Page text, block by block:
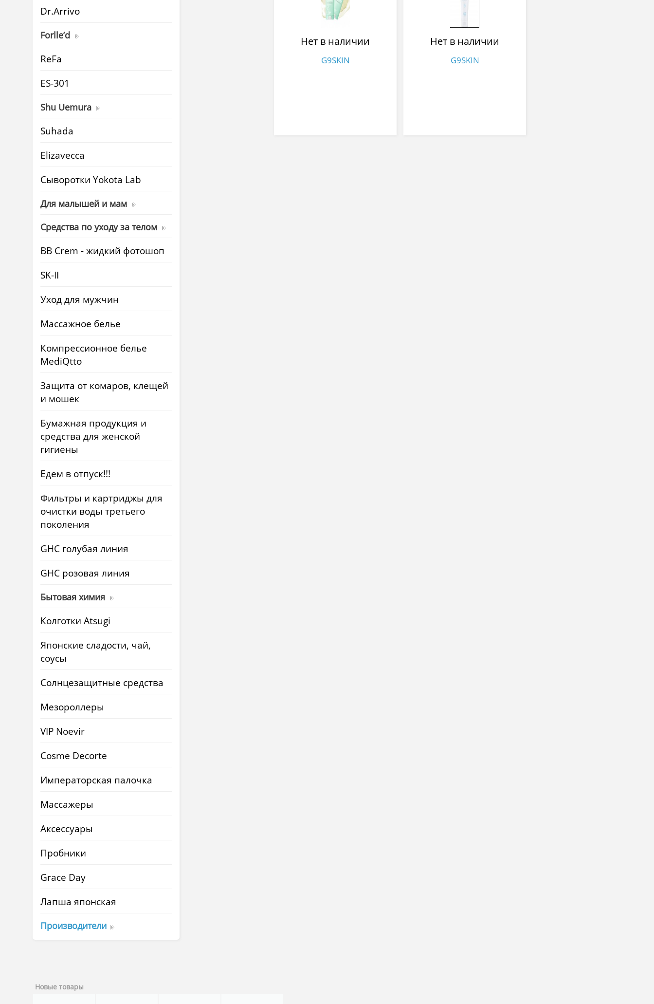
Dr.Arrivo
Forlle’d
ReFa
ES-301
Shu Uemura
Suhada
Elizavecca
Cыворотки Yokota Lab
Для малышей и мам
Средства по уходу за телом
BB Crem - жидкий фотошоп
SK-II
Уход для мужчин
Массажное белье
Компрессионное белье
MediQtto
Защита от комаров, клещей
и мошек
Бумажная продукция и
средства для женской
гигиены
Едем в отпуск!!!
Фильтры и картриджы для
очистки воды третьего
поколения
GHC голубая линия
GHC розовая линия
Бытовая химия
Колготки Atsugi
Японские сладости, чай,
соусы
Солнцезащитные средства
Мезороллеры
VIP Noevir
Cosme Decorte
Императорская палочка
Массажеры
Аксессуары
Пробники
Grace Day
Лапша японская
Производители
Нет в наличии
G9SKIN
Нет в наличии
G9SKIN
Новые товары